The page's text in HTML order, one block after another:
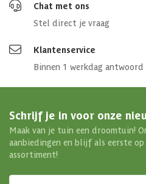
Chat met ons
Stel direct je vraag
Klantenservice
Binnen 1 werkdag antwoord
Schrijf je in voor onze
Maak van je tuin een droomtuin!
aanbiedingen en blijf als eerste
assortiment!